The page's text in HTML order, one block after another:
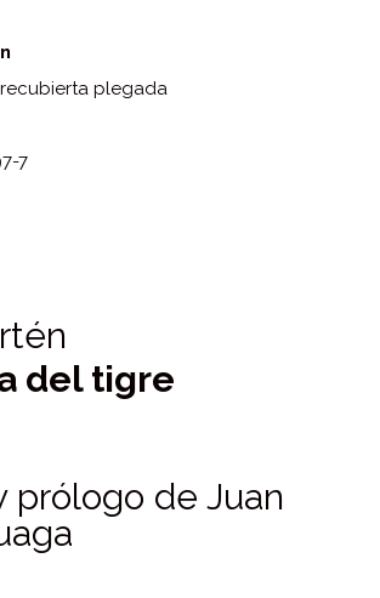
plegada
7
del tigre
prólogo de Juan